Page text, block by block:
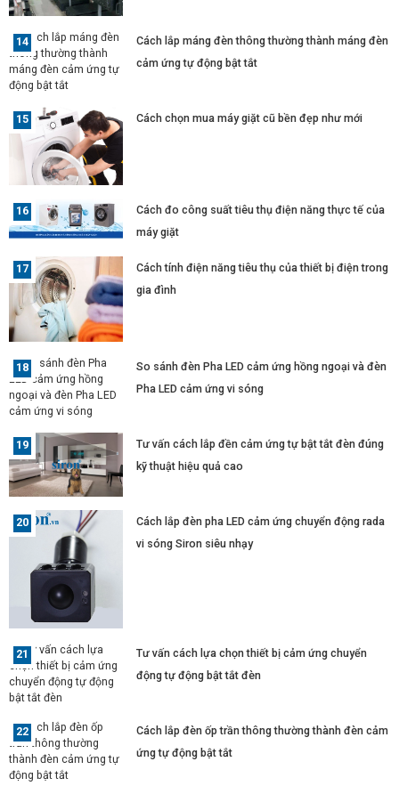
Cách lắp máng đèn thông thường thành máng đèn
cảm ứng tự động bật tắt
Cách chọn mua máy giặt cũ bền đẹp như mới
Cách đo công suất tiêu thụ điện năng thực tế của
máy giặt
Cách tính điện năng tiêu thụ của thiết bị điện trong
gia đình
So sánh đèn Pha LED cảm ứng hồng ngoại và đèn
Pha LED cảm ứng vi sóng
Tư vấn cách lắp đền cảm ứng tự bật tắt đèn đúng
kỹ thuật hiệu quả cao
Cách lắp đèn pha LED cảm ứng chuyển động rada
vi sóng Siron siêu nhạy
Tư vấn cách lựa chọn thiết bị cảm ứng chuyển
động tự động bật tắt đèn
Cách lắp đèn ốp trần thông thường thành đèn cảm
ứng tự động bật tắt